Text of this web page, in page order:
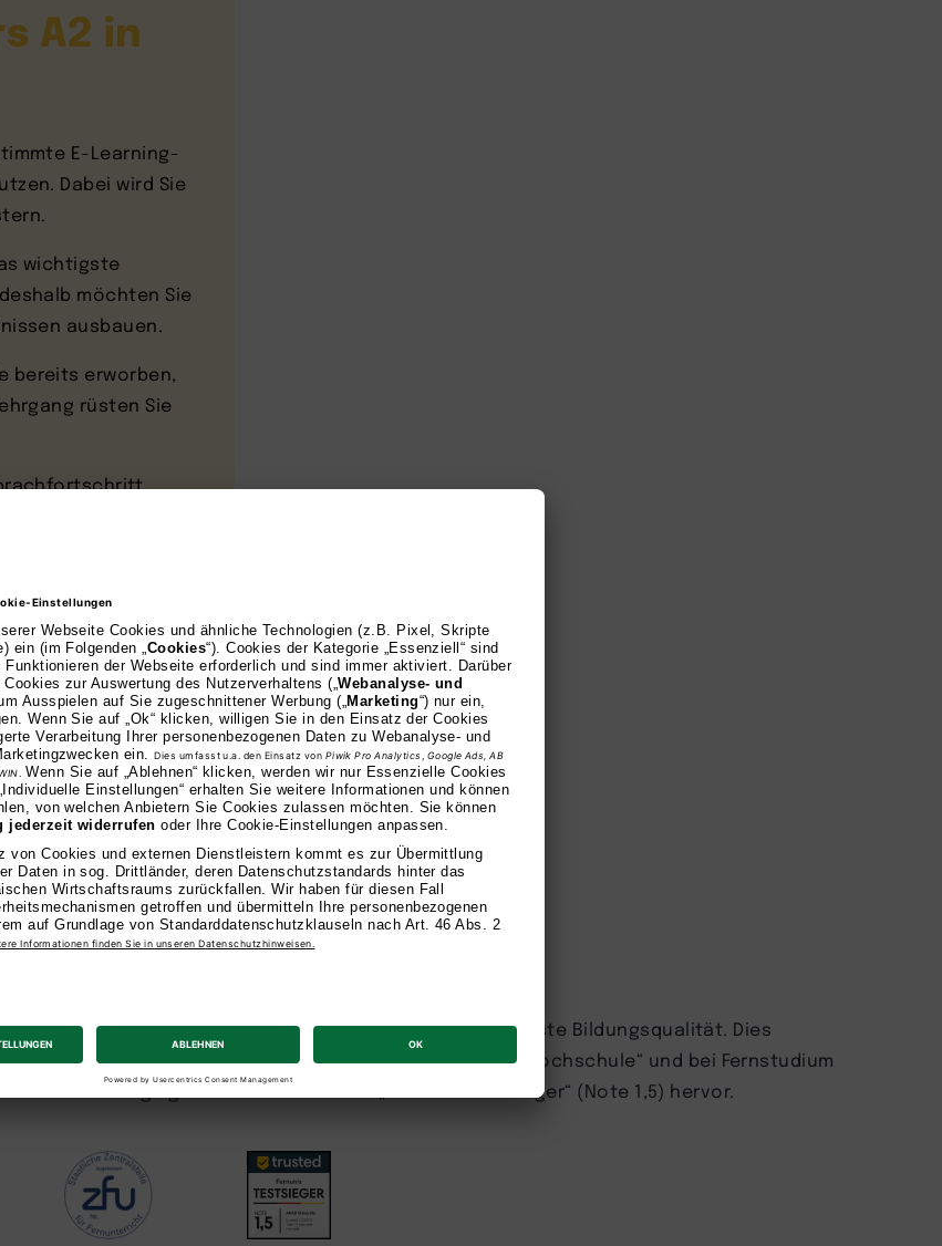
A2 in
E-Learning-
Dabei wird Sie
wichtigste
möchten Sie
ausbauen.
bereits erworben,
rüsten Sie
einzusetzen.
in
Englisch zu führen,
ZFU-Zulassung steht die AKAD University für höchste Bildungsqualität. Dies
wurden wir auf FernstudiumCheck.de als „TOP Fernhochschule“ und bei Fernstudium
Zudem gingen wir bei trusted als „Fernunis Testsieger“ (Note 1,5) hervor.